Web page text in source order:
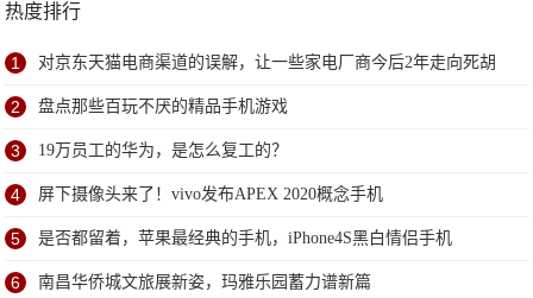
热度排行
1 对京东天猫电商渠道的误解，让一些家电厂商今后2年走向死胡
同
2 盘点那些百玩不厌的精品手机游戏
3 19万员工的华为，是怎么复工的？
4 屏下摄像头来了！vivo发布APEX 2020概念手机
5 是否都留着，苹果最经典的手机，iPhone4S黑白情侣手机
6 南昌华侨城文旅展新姿，玛雅乐园蓄力谱新篇